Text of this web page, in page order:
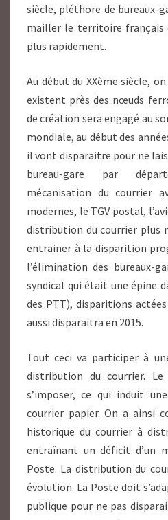
siècle, pléthore de bureaux-
mailler le territoire français
plus rapidement.
Au début du XXème siècle,
existent près des nœuds
de création sera engagé au
mondiale, au début des
il vont disparaitre pour ne
bureau-gare par
mécanisation du courrier
modernes, le TGV postal,
distribution du courrier plus
entrainer à la disparition
l’élimination des bureaux-
syndical qui était une épine
des PTT), disparitions
aussi disparaitra en 2015.
Tout ceci va participer à
distribution du courrier. Le
s’imposer, ce qui induit
courrier papier. On a ainsi
historique du courrier à
entraînant un déficit d’un
Poste. La distribution du
évolution. La Poste doit
publique pour ne pas